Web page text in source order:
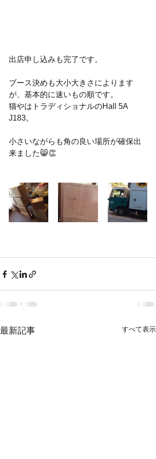
出店申し込みも完了です。
ブース決めも大小大きさによります
が、基本的に速いもの順です。
猫やはトラディショナルのHall 5A
J183。
小さいながらも角の良い場所が確保出
来ました😸👏
最新記事 すべて表示